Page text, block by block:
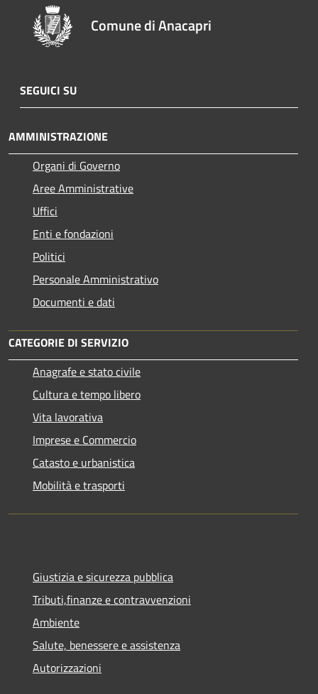
Comune di Anacapri
SEGUICI SU
AMMINISTRAZIONE
Organi di Governo
Aree Amministrative
Uffici
Enti e fondazioni
Politici
Personale Amministrativo
Documenti e dati
CATEGORIE DI SERVIZIO
Anagrafe e stato civile
Cultura e tempo libero
Vita lavorativa
Imprese e Commercio
Catasto e urbanistica
Mobilità e trasporti
Giustizia e sicurezza pubblica
Tributi,finanze e contravvenzioni
Ambiente
Salute, benessere e assistenza
Autorizzazioni